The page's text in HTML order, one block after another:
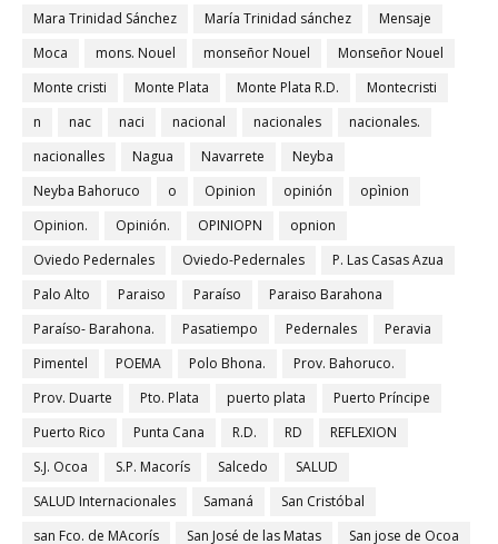
Mara Trinidad Sánchez
María Trinidad sánchez
Mensaje
Moca
mons. Nouel monseñor Nouel
Monseñor Nouel
Monte cristi
Monte Plata Monte Plata R.D.
Montecristi
n
nac naci nacional nacionales
nacionales.
nacionalles
Nagua Navarrete
Neyba
Neyba Bahoruco
o Opinion opinión
opìnion
Opinion.
Opinión. OPINIOPN
opnion
Oviedo Pedernales
Oviedo-Pedernales
P. Las Casas Azua
Palo Alto
Paraiso Paraíso
Paraiso Barahona
Paraíso- Barahona.
Pasatiempo Pedernales
Peravia
Pimentel
POEMA Polo Bhona.
Prov. Bahoruco.
Prov. Duarte
Pto. Plata puerto plata
Puerto Príncipe
Puerto Rico
Punta Cana R.D. RD
REFLEXION
S.J. Ocoa
S.P. Macorís Salcedo
SALUD
SALUD Internacionales
Samaná
San Cristóbal
san Fco. de MAcorís
San José de las Matas
San jose de Ocoa